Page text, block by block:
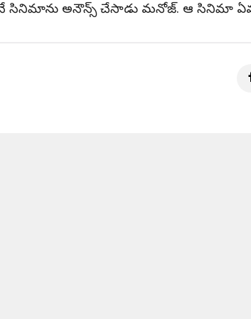
సినిమాను అనౌన్స్ చేసాడు మనోజ్. ఆ సినిమా